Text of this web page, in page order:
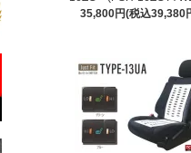
35,800円(税込39,380